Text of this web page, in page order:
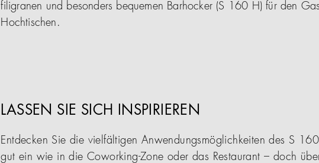
filigranen und besonders bequemen Barhocker (S 160 H) für den
Hochtischen.
LASSEN SIE SICH INSPIRIEREN
Entdecken Sie die vielfältigen Anwendungsmöglichkeiten des S
gut ein wie in die Coworking-Zone oder das Restaurant – doch